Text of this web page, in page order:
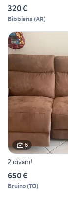
320 €
Bibbiena (AR)
6
2 divani!
650 €
Bruino(TO)